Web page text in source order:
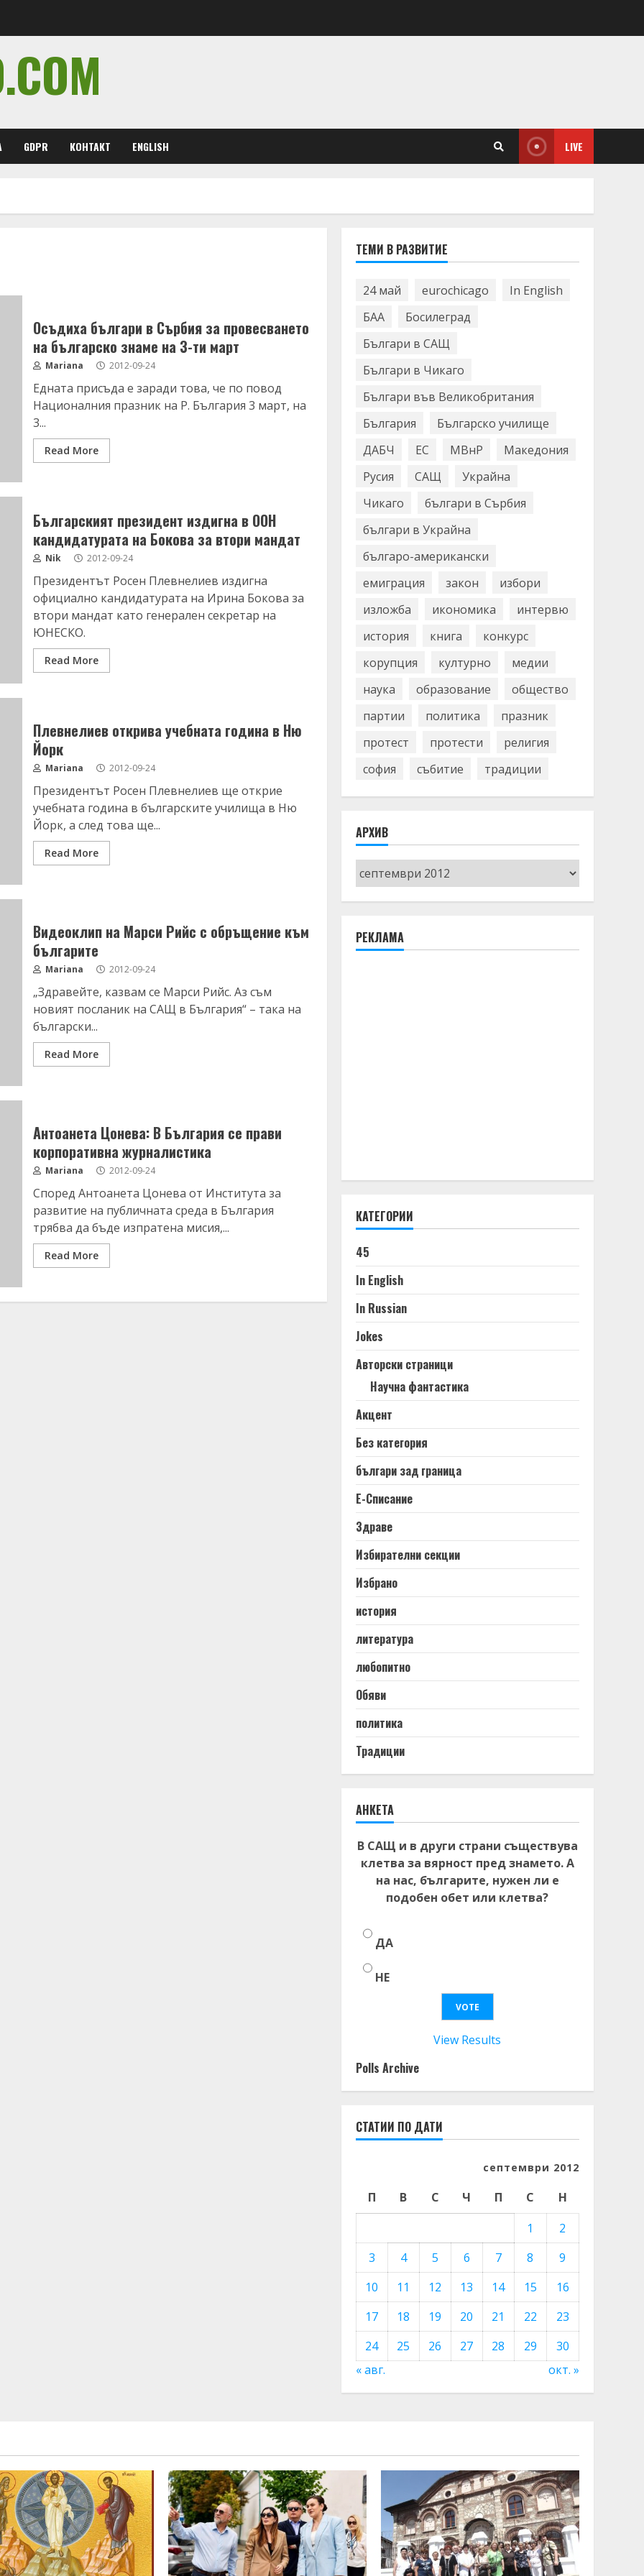
GDPR КОНТАКТ ENGLISH LIVE
Осъдиха българи в Сърбия за провесването
на българско знаме на 3-ти март
Mariana 2012-09-24
Едната присъда е заради това, че по повод
Националния празник на Р. България 3 март, на
3...
Read More
Българският президент издигна в ООН
кандидатурата на Бокова за втори мандат
Nik 2012-09-24
Президентът Росен Плевнелиев издигна
официално кандидатурата на Ирина Бокова за
втори мандат като генерален секретар на
ЮНЕСКО.
Read More
Плевнелиев открива учебната година в Ню
Йорк
Mariana 2012-09-24
Президентът Росен Плевнелиев ще открие
учебната година в българските училища в Ню
Йорк, а след това ще...
Read More
Видеоклип на Марси Рийс с обръщение към
българите
Mariana 2012-09-24
„Здравейте, казвам се Марси Рийс. Аз съм
новият посланик на САЩ в България“ – така на
български...
Read More
Антоанета Цонева: В България се прави
корпоративна журналистика
Mariana 2012-09-24
Според Антоанета Цонева от Института за
развитие на публичната среда в България
трябва да бъде изпратена мисия,...
Read More
ТЕМИ В РАЗВИТИЕ
24 май eurochicago
In English
БАА
Босилеград
Българи в САЩ
Българи в Чикаго
Българи във Великобритания
България
Българско училище
ДАБЧ
ЕС МВнР
Македония
Русия
САЩ
Украйна
Чикаго
българи в Сърбия
българи в Украйна
българо-американски
емиграция
закон
избори
изложба
икономика
интервю
история
книга
конкурс
корупция
културно
медии
наука
образование
общество
партии
политика
празник
протест
протести
религия
софия
събитие традиции
АРХИВ
Архив
РЕКЛАМА
КАТЕГОРИИ
45
In English
In Russian
Jokes
Авторски страници
Научна фантастика
Акцент
Без категория
българи зад граница
Е-Списание
Здраве
Избирателни секции
Избрано
история
литература
любопитно
Обяви
политика
Традиции
АНКЕТА
В САЩ и в други страни съществува
клетва за вярност пред знамето. А
на нас, българите, нужен ли е
подобен обет или клетва?
ДА
НЕ
View Results
Polls Archive
СТАТИИ ПО ДАТИ
септември 2012
П В С Ч П С
Н
1
2
3
4 5 6 7 8
9
10
11 12 13 14 15
16
17
18 19 20 21 22
23
24
25 26 27 28 29
30
« авг.
окт. »